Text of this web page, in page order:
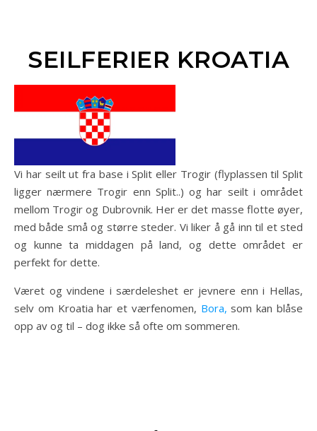
SEILFERIER KROATIA
Vi har seilt ut fra base i Split eller Trogir (flyplassen til Split
ligger nærmere Trogir enn Split..) og har seilt i området
mellom Trogir og Dubrovnik. Her er det masse flotte øyer,
med både små og større steder. Vi liker å gå inn til et sted
og kunne ta middagen på land, og dette området er
perfekt for dette.
Været og vindene i særdeleshet er jevnere enn i Hellas,
selv om Kroatia har et værfenomen, Bora, som kan blåse
opp av og til – dog ikke så ofte om sommeren.